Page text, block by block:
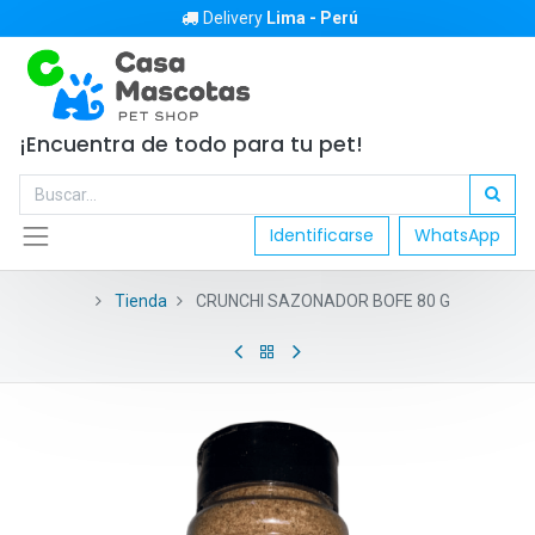
Delivery Lima - Perú
¡Encuentra de todo para tu pet!
Identificarse WhatsApp
Tienda CRUNCHI SAZONADOR BOFE 80 G